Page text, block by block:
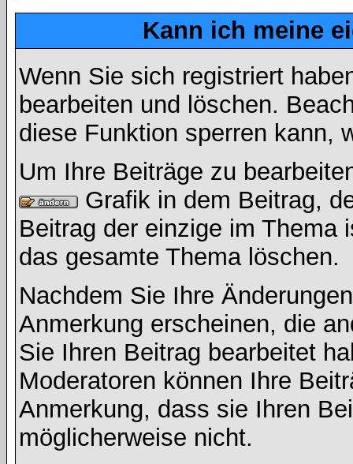
Kann ich meine
Wenn Sie sich registriert
bearbeiten und löschen.
diese Funktion sperren kann,
Um Ihre Beiträge zu
Grafik in dem Beitrag,
Beitrag der einzige im Thema
das gesamte Thema löschen.
Nachdem Sie Ihre
Anmerkung erscheinen, die
Sie Ihren Beitrag bearbeitet
Moderatoren können Ihre
Anmerkung, dass sie Ihren
möglicherweise nicht.